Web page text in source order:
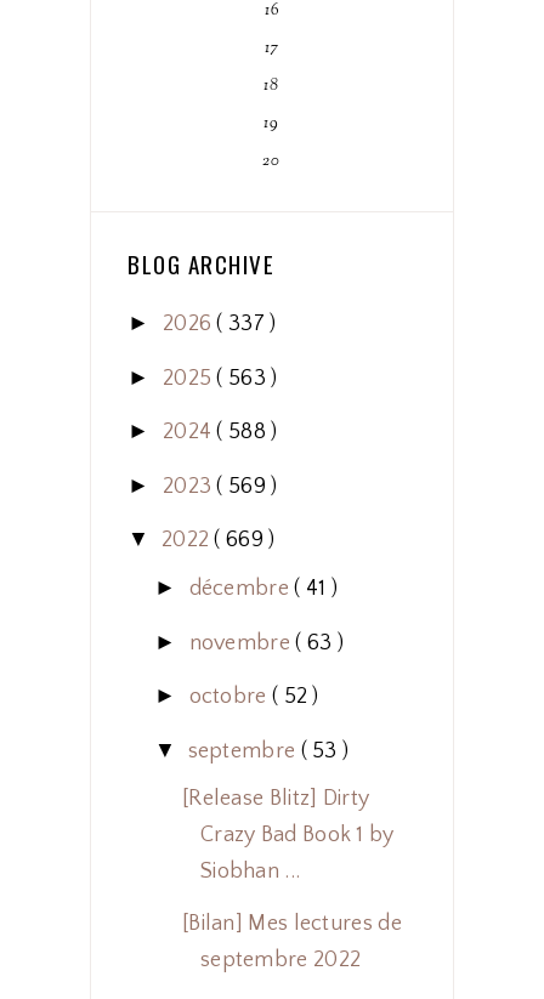
16
17
18
19
20
BLOG ARCHIVE
► 2026( 337 )
► 2025( 563 )
► 2024( 588 )
► 2023( 569 )
▼ 2022( 669 )
► décembre( 41 )
► novembre( 63 )
► octobre ( 52 )
▼ septembre ( 53 )
[Release Blitz] Dirty
Crazy Bad Book 1 by
Siobhan ...
[Bilan] Mes lectures de
septembre 2022